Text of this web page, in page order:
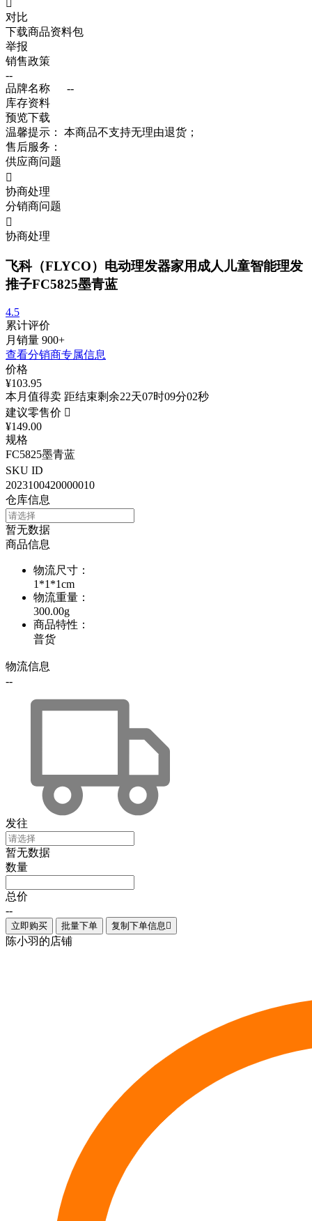
对比
下载商品资料包
举报
销售政策
--
品牌名称
--
库存资料
预览下载
温馨提示：
本商品不支持无理由退货；
售后服务：
供应商问题

协商处理
分销商问题

协商处理
飞科（FLYCO）电动理发器家用成人儿童智能理发
推子FC5825墨青蓝
4.5
累计评价
月销量 900+
查看分销商专属信息
价格
¥103.95
本月值得卖 距结束剩余22天07时09分02秒
建议零售价 
¥149.00
规格
FC5825墨青蓝
SKU ID
2023100420000010
仓库信息
暂无数据
商品信息
物流尺寸 ：
1*1*1cm
物流重量 ：
300.00g
商品特性 ：
普货
物流信息
--
发往
暂无数据
数量
总价
--
立即购买 批量下单 复制下单信息 
陈小羽的店铺